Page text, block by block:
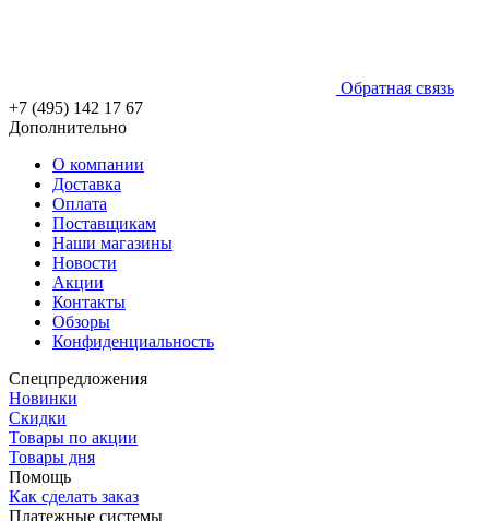
Обратная связь
+7 (495) 142 17 67
Дополнительно
О компании
Доставка
Оплата
Поставщикам
Наши магазины
Новости
Акции
Контакты
Обзоры
Конфиденциальность
Спецпредложения
Новинки
Скидки
Товары по акции
Товары дня
Помощь
Как сделать заказ
Платежные системы